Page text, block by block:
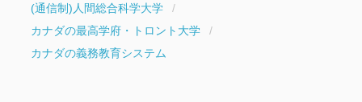
(通信制)人間総合科学大学
カナダの最高学府・トロント大学
カナダの義務教育システム